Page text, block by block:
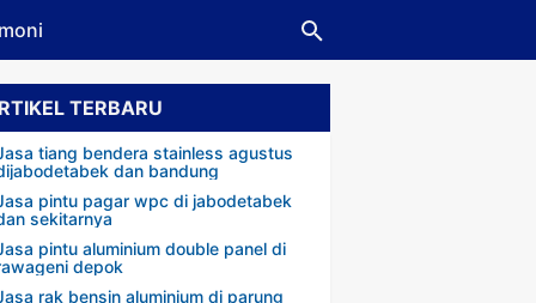
Plat Laser Stainless
TERBARU
tiang bendera stainless agustus
dan bandung
pintu pagar wpc di jabodetabek
sekitarnya
pintu aluminium double panel di
depok
rak bensin aluminium di parung